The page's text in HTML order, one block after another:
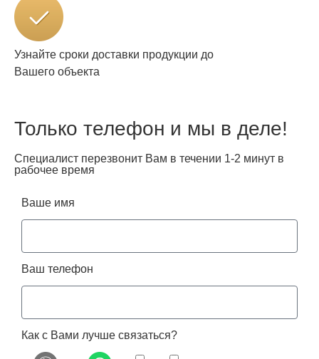
Узнайте сроки доставки продукции до
Вашего объекта
Только телефон и мы в деле!
Специалист перезвонит Вам в течении 1-2 минут в
рабочее время
Ваше имя
Ваш телефон
Как с Вами лучше связаться?